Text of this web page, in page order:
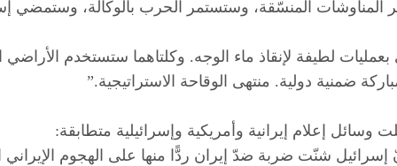
المناوشات المنسّقة، وستستمر الحرب بالوكالة، وستمضي
لطيفة لإنقاذ ماء الوجه. وكلتاهما ستستخدم الأراضي
ضمنية دولية. منتهى الوقاحة الاستراتيجية.”
وسائل إعلام إيرانية وأمريكية وإسرائيلية متطابقة:
شنّت ضربة ضدّ إيران ردًّا منها على الهجوم الإيراني